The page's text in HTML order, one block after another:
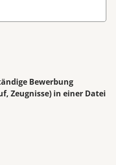
Bewerbung
Zeugnisse) in einer Datei